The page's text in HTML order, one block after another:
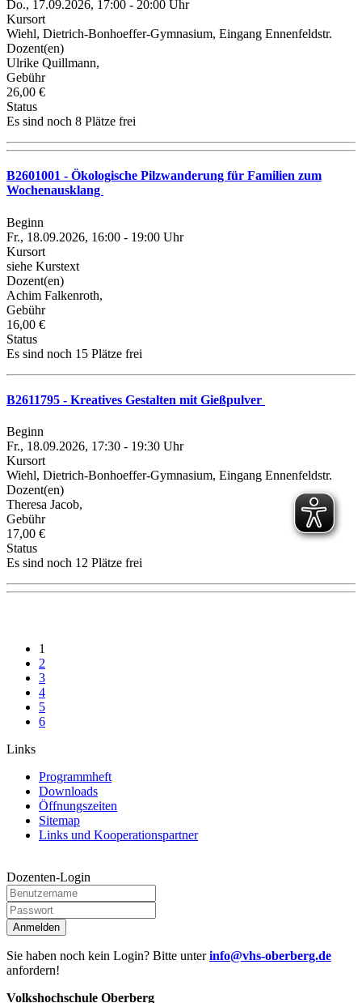
Do., 17.09.2026, 17:00 - 20:00 Uhr
Kursort
Wiehl, Dietrich-Bonhoeffer-Gymnasium, Eingang Ennenfeldstr.
Dozent(en)
Ulrike Quillmann,
Gebühr
26,00 €
Status
Es sind noch 8 Plätze frei
B2601001 - Ökologische Pilzwanderung für Familien zum
Wochenausklang
Beginn
Fr., 18.09.2026, 16:00 - 19:00 Uhr
Kursort
siehe Kurstext
Dozent(en)
Achim Falkenroth,
Gebühr
16,00 €
Status
Es sind noch 15 Plätze frei
B2611795 - Kreatives Gestalten mit Gießpulver
Beginn
Fr., 18.09.2026, 17:30 - 19:30 Uhr
Kursort
Wiehl, Dietrich-Bonhoeffer-Gymnasium, Eingang Ennenfeldstr.
Dozent(en)
Theresa Jacob,
Gebühr
17,00 €
Status
Es sind noch 12 Plätze frei
1
2
3
4
5
6
Links
Programmheft
Downloads
Öffnungszeiten
Sitemap
Links und Kooperationspartner
Dozenten-Login
Anmelden
Sie haben noch kein Login? Bitte unterinfo@vhs-oberberg.de
anfordern!
Volkshochschule Oberberg